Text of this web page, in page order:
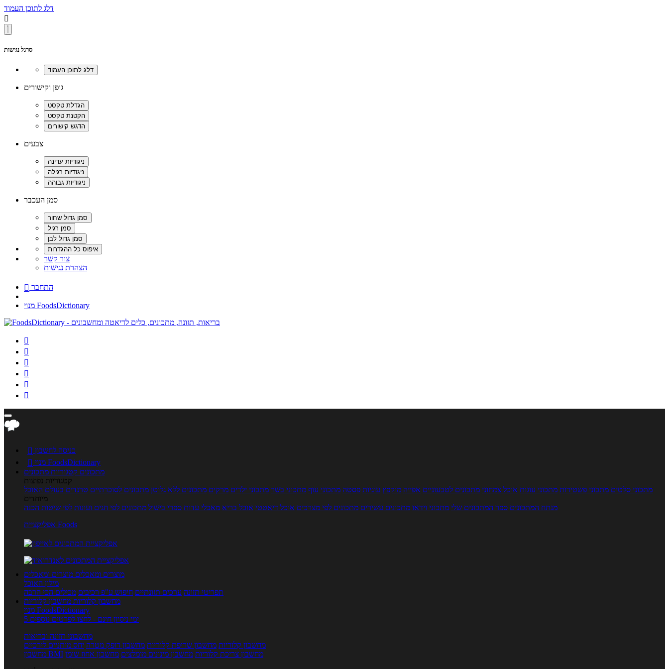
דלג לתוכן העמוד

סרגל נגישות
גופן וקישורים
צבעים
סמן העכבר
צור קשר
הצהרת נגישות
 התחבר
מנוי FoodsDictionary






 כניסה לחשבון

מנוי FoodsDictionary
מתכונים קטגוריות מתכונים
קטגוריות נפוצות
מתכוני סלטים מתכוני פשטידות מתכוני עוגות אוכל צמחוני מתכונים לטבעוניים אפייה מוקפץ עוגיות פסטה מתכוני עוף מתכוני בשר מתכוני ילדים מרקים מתכונים ללא גלוטן מתכונים לסוכרתיים טרנדים בעולם האוכל
מיוחדים
מנתח המתכונים ספר המתכונים שלי מתכוני וידאו מתכונים עשירים מתכונים לפי מצרכים אוכל דיאטטי אוכל בריא מאכלי עדות ספרי בישול מתכונים לפי חגים ועונות לפי שיטות הכנה
אפליקציית Foods
מוצרים ומאכלים מוצרים ומאכלים
מילון האוכל
תפריטי תזונה ערכים תזונתיים חיפוש ע"פ רכיבים מכילים הכי הרבה
מחשבון קלוריות מחשבון קלוריות
מנוי FoodsDictionary
5 ימי ניסיון חינם - לחצו לפרטים נוספים
מחשבוני תזונה ובריאות
מחשבון קלוריות מחשבון שריפת קלוריות מחשבון דופק מטרה יחס מותניים לירכיים
מחשבון BMI
מחשבון צריכת קלוריות מחשבון מינונים מומלצים מחשבון אחוז שומן